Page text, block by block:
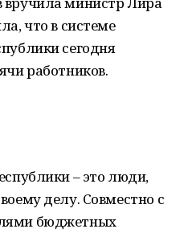
что в системе
сегодня
работников.
– это люди,
делу. Совместно с
бюджетных